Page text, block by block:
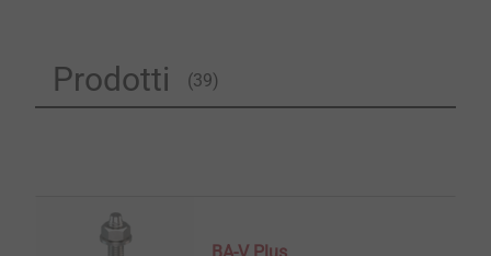
Prodotti (39)
BA-V Plus